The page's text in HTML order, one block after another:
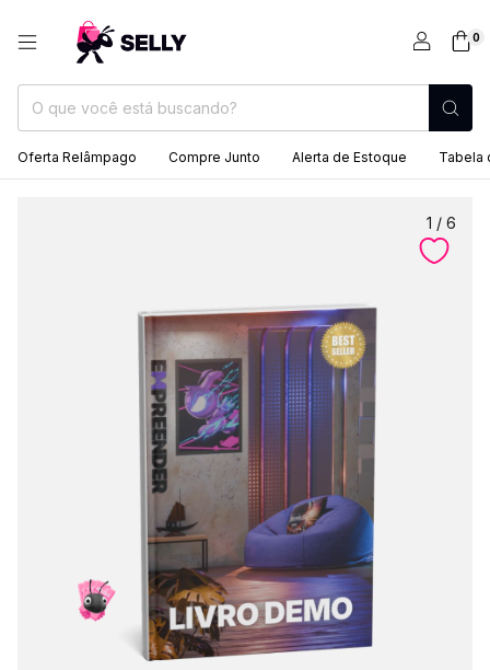
0
Oferta Relâmpago Compre Junto Alerta de Estoque Tabela
1 / 6